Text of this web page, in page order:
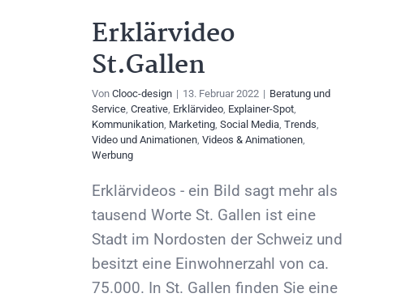
Erklärvideo
St.Gallen
Von Clooc-design | 13. Februar 2022 | Beratung und
Service, Creative, Erklärvideo, Explainer-Spot,
Kommunikation, Marketing, Social Media, Trends,
Video und Animationen, Videos & Animationen,
Werbung
Erklärvideos - ein Bild sagt mehr als
tausend Worte St. Gallen ist eine
Stadt im Nordosten der Schweiz und
besitzt eine Einwohnerzahl von ca.
75.000. In St. Gallen finden Sie eine